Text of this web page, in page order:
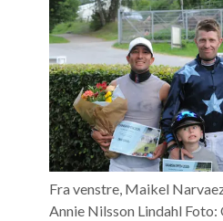
Fra venstre, Maikel
Annie Nilsson Lindahl